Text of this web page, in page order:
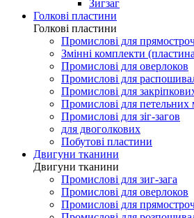
Зигзаг
Голкові пластини
Голкові пластини
Промислові для
Змінні комплекти
Промислові для оверлоков
Промислові для
Промислові для
Промислові для
Промислові для зіг-загов
для двоголкових
Побутові пластини
Двигуни тканини
Двигуни тканини
Промислові для зиг-зага
Промислові для оверлоков
Промислові для